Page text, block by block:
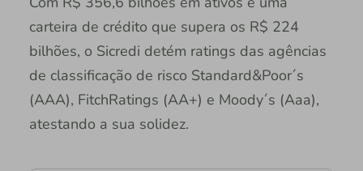
carteira de crédito que supera os R$ 224
bilhões, o Sicredi detém ratings das agências
de classificação de risco Standard&Poor´s
(AAA), FitchRatings (AA+) e Moody´s (Aaa),
atestando a sua solidez.